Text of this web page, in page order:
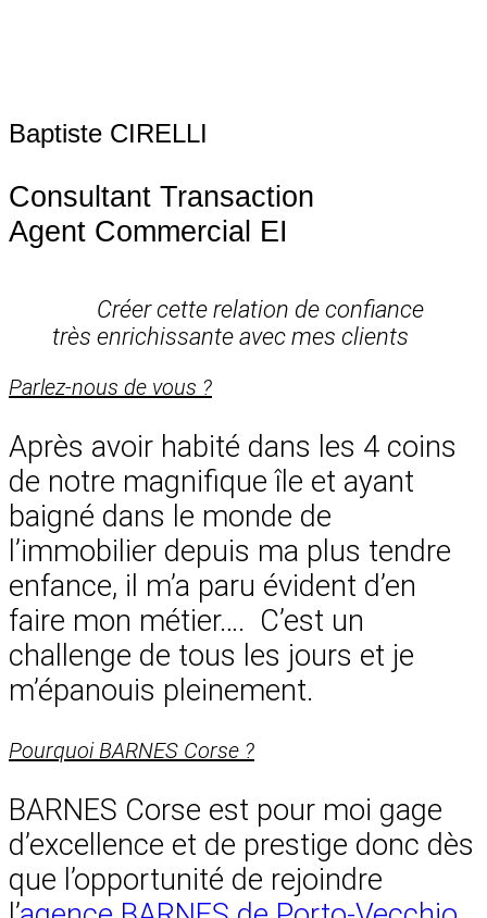
Baptiste CIRELLI
Consultant Transaction
Agent Commercial EI
Créer cette relation de confiance
très enrichissante avec mes clients
Parlez-nous de vous ?
Après avoir habité dans les 4 coins
de notre magnifique île et ayant
baigné dans le monde de
l’immobilier depuis ma plus tendre
enfance, il m’a paru évident d’en
faire mon métier…. C’est un
challenge de tous les jours et je
m’épanouis pleinement.
Pourquoi BARNES Corse ?
BARNES Corse est pour moi gage
d’excellence et de prestige donc dès
que l’opportunité de rejoindre